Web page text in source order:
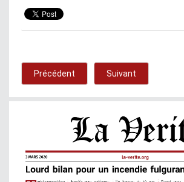
Précédent Suivant